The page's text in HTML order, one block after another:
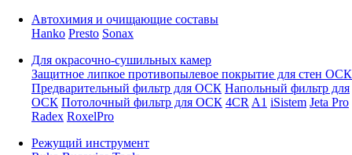
Автохимия и очищающие составы
Hanko Presto Sonax
Для окрасочно-сушильных камер
Защитное липкое противопылевое покрытие для стен ОСК
Предварительный фильтр для ОСК Напольный фильтр для
ОСК Потолочный фильтр для ОСК 4CR A1 iSistem Jeta Pro
Radex RoxelPro
Режущий инструмент